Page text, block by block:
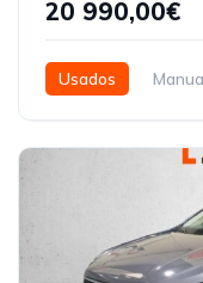
20 990,00€
Usados